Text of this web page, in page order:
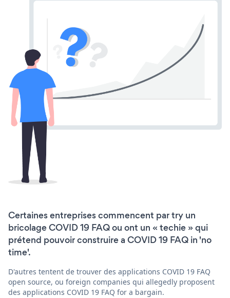
Certaines entreprises commencent par try un
bricolage COVID 19 FAQ ou ont un « techie » qui
prétend pouvoir construire a COVID 19 FAQ in 'no
time'.
D'autres tentent de trouver des applications COVID 19 FAQ
open source, ou foreign companies qui allegedly proposent
des applications COVID 19 FAQ for a bargain.